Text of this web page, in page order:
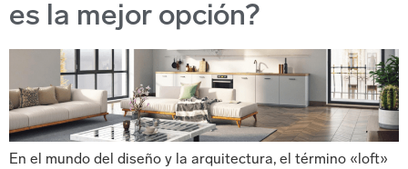
es la mejor opción?
En el mundo del diseño y la arquitectura, el término «loft»